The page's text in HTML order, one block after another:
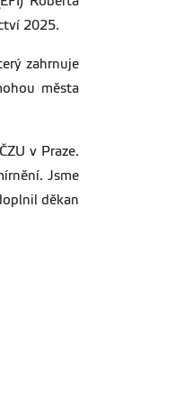
2025.
zahrnuje
města
v Praze.
Jsme
děkan